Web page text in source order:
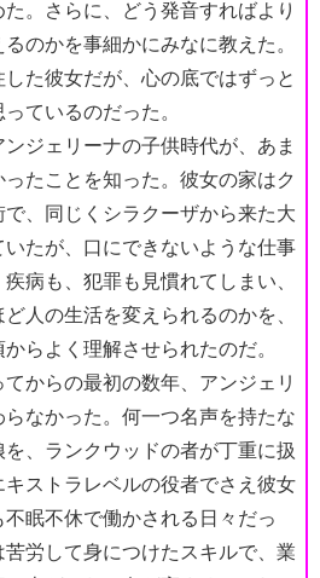
。さらに、どう発音すればより
のかを事細かにみなに教えた。
た彼女だが、心の底ではずっと
ているのだった。
ジェリーナの子供時代が、あま
たことを知った。彼女の家はク
、同じくシラクーザから来た大
たが、口にできないような仕事
病も、犯罪も見慣れてしまい、
人の生活を変えられるのかを、
らよく理解させられたのだ。
からの最初の数年、アンジェリ
なかった。何一つ名声を持たな
、ランクウッドの者が丁重に扱
ストラレベルの役者でさえ彼女
眠不休で働かされる日々だっ
労して身につけたスキルで、業